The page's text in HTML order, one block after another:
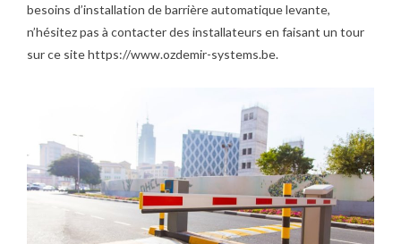
besoins d’installation de barrière automatique levante,
n’hésitez pas à contacter des installateurs en faisant un tour
sur ce sitehttps://www.ozdemir-systems.be.